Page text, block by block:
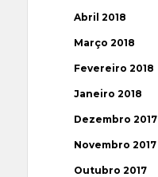
Abril 2018
Março 2018
Fevereiro 2018
Janeiro 2018
Dezembro 2017
Novembro 2017
Outubro 2017